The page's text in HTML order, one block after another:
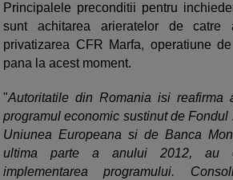
Principalele preconditii pentru
sunt achitarea arieratelor de catre
privatizarea CFR Marfa, operatiune
pana la acest moment.
"Autoritatile din Romania isi reafirma
programul economic sustinut de Fondul
Uniunea Europeana si de Banca
ultima parte a anului 2012, au
implementarea programului.